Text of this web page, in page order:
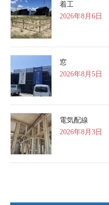
着工
2026年8月6日
窓
2026年8月5日
電気配線
2026年8月3日